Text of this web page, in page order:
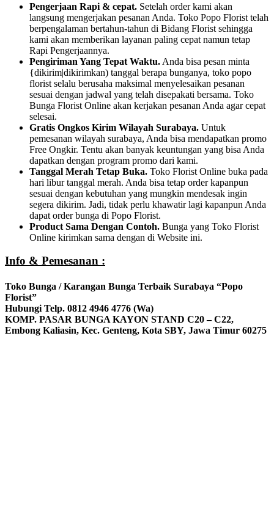
Pengerjaan Rapi & cepat. Setelah order kami akan
langsung mengerjakan pesanan Anda. Toko Popo Florist telah
berpengalaman bertahun-tahun di Bidang Florist sehingga
kami akan memberikan layanan paling cepat namun tetap
Rapi Pengerjaannya.
Pengiriman Yang Tepat Waktu. Anda bisa pesan minta
{dikirim|dikirimkan) tanggal berapa bunganya, toko popo
florist selalu berusaha maksimal menyelesaikan pesanan
sesuai dengan jadwal yang telah disepakati bersama. Toko
Bunga Florist Online akan kerjakan pesanan Anda agar cepat
selesai.
Gratis Ongkos Kirim Wilayah Surabaya. Untuk
pemesanan wilayah surabaya, Anda bisa mendapatkan promo
Free Ongkir. Tentu akan banyak keuntungan yang bisa Anda
dapatkan dengan program promo dari kami.
Tanggal Merah Tetap Buka. Toko Florist Online buka pada
hari libur tanggal merah. Anda bisa tetap order kapanpun
sesuai dengan kebutuhan yang mungkin mendesak ingin
segera dikirim. Jadi, tidak perlu khawatir lagi kapanpun Anda
dapat order bunga di Popo Florist.
Product Sama Dengan Contoh. Bunga yang Toko Florist
Online kirimkan sama dengan di Website ini.
Info & Pemesanan :
Toko Bunga / Karangan Bunga Terbaik Surabaya “Popo
Florist”
Hubungi Telp. 0812 4946 4776 (Wa)
KOMP. PASAR BUNGA KAYON STAND C20 – C22,
Embong Kaliasin, Kec. Genteng, Kota SBY, Jawa Timur 60275